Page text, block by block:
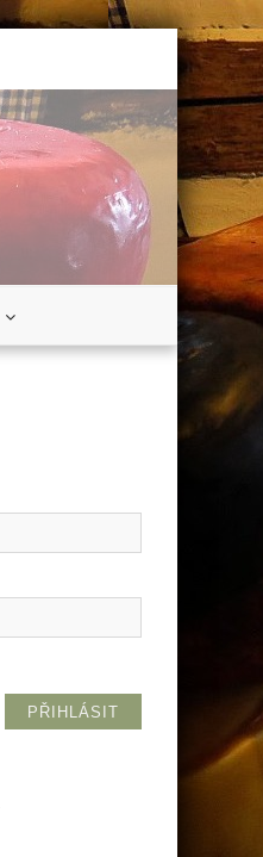
PŘIHLÁSIT